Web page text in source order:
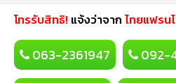
โทรรับสิทธิ! แจ้งว่าจาก ไทยแฟรน
063-2361947 092-